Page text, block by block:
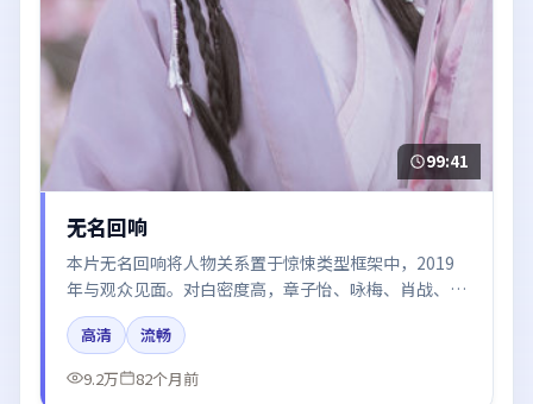
99:41
无名回响
本片无名回响将人物关系置于惊悚类型框架中，2019
年与观众见面。对白密度高，章子怡、咏梅、肖战、张
译、王凯的台词节奏值得关注；整体气质偏美国都市与
冷色调摄影。
高清
流畅
9.2万
82个月前